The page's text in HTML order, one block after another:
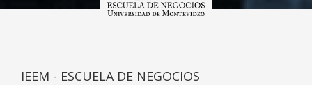
IEEM - ESCUELA DE NEGOCIOS